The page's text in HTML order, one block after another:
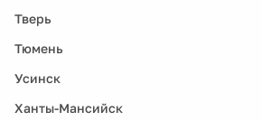
Тверь
Тюмень
Усинск
Ханты-Мансийск